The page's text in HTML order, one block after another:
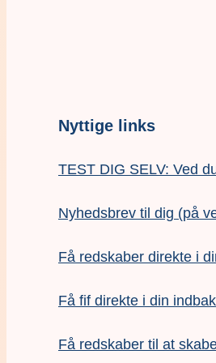
Nyttige links
TEST DIG SELV: Ved
Nyhedsbrev til dig (på
Få redskaber direkte i
Få fif direkte i din
Få redskaber til at